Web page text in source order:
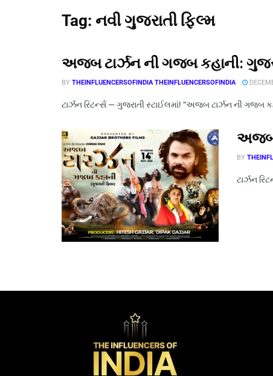
Tag: નવી ગુજરાતી ફિલ્મ
અજબ ટાર્ઝન ની ગજબ કહાની:
BY THEINFLUENCERSOFINDIA THEINFLUENCERSOFINDIA
ટાર્ઝન રિટર્ન્સ — ગુજરાતી સ્ટાઈલમાં! “અજબ ટાર્ઝન ની ગજબ
અજબ
BY
ટાર્ઝન